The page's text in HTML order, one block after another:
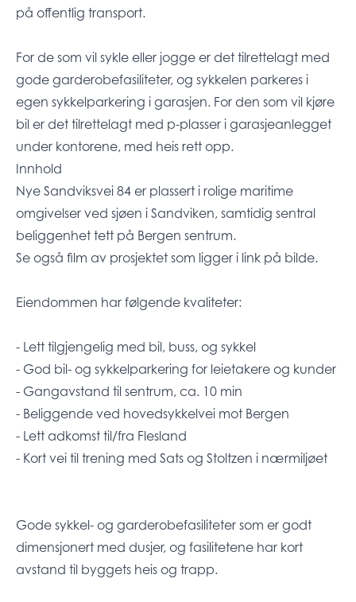
på offentlig transport.
For de som vil sykle eller jogge er det tilrettelagt med
gode garderobefasiliteter, og sykkelen parkeres i
egen sykkelparkering i garasjen. For den som vil kjøre
bil er det tilrettelagt med p-plasser i garasjeanlegget
under kontorene, med heis rett opp.
Innhold
Nye Sandviksvei 84 er plassert i rolige maritime
omgivelser ved sjøen i Sandviken, samtidig sentral
beliggenhet tett på Bergen sentrum.
Se også film av prosjektet som ligger i link på bilde.
Eiendommen har følgende kvaliteter:
- Lett tilgjengelig med bil, buss, og sykkel
- God bil- og sykkelparkering for leietakere og kunder
- Gangavstand til sentrum, ca. 10 min
- Beliggende ved hovedsykkelvei mot Bergen
- Lett adkomst til/fra Flesland
- Kort vei til trening med Sats og Stoltzen i nærmiljøet
Gode sykkel- og garderobefasiliteter som er godt
dimensjonert med dusjer, og fasilitetene har kort
avstand til byggets heis og trapp.